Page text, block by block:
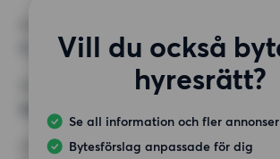
Vill du också
hyresrätt?
Se all information och fler annonser
Bytesförslag anpassade för dig
MINST ANTAL KVADRATMETER
HÖGSTA HYRA